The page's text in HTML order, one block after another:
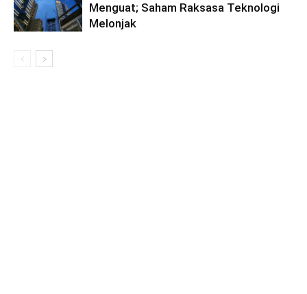
Menguat; Saham Raksasa Teknologi
Melonjak